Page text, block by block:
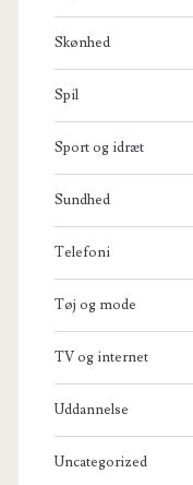
Skønhed
Spil
Sport og idræt
Sundhed
Telefoni
Tøj og mode
TV og internet
Uddannelse
Uncategorized